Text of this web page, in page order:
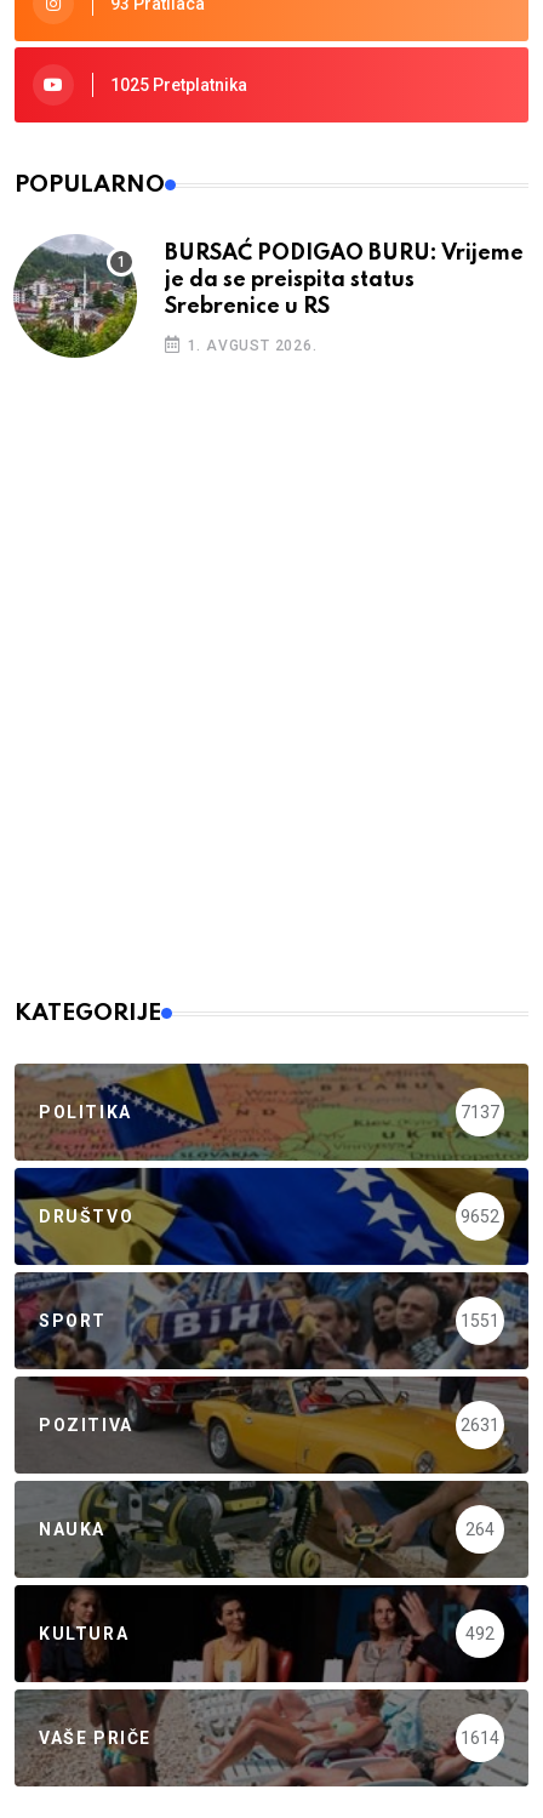
1025 Pretplatnika
POPULARNO
BURSAĆ PODIGAO BURU: Vrijeme
je da se preispita status
Srebrenice u RS
1. AVGUST 2026.
KATEGORIJE
POLITIKA 7137
DRUŠTVO 9652
SPORT 1551
POZITIVA 2631
NAUKA 264
KULTURA 492
VAŠE PRIČE 1614